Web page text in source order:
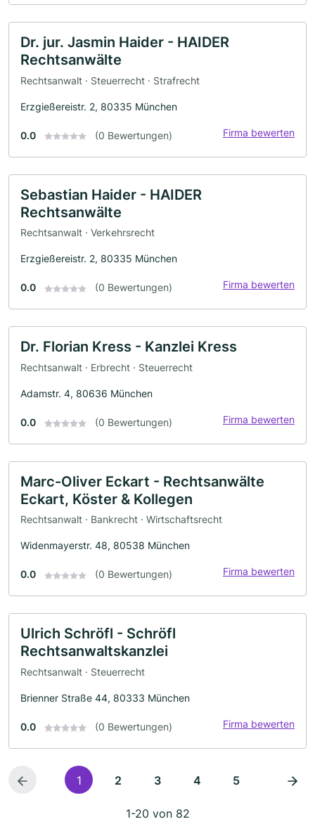
Dr. jur. Jasmin Haider - HAIDER
Rechtsanwälte
Rechtsanwalt · Steuerrecht · Strafrecht
Erzgießereistr. 2, 80335 München
0.0 (0 Bewertungen) Firma bewerten
Sebastian Haider - HAIDER
Rechtsanwälte
Rechtsanwalt · Verkehrsrecht
Erzgießereistr. 2, 80335 München
0.0 (0 Bewertungen) Firma bewerten
Dr. Florian Kress - Kanzlei Kress
Rechtsanwalt · Erbrecht · Steuerrecht
Adamstr. 4, 80636 München
0.0 (0 Bewertungen) Firma bewerten
Marc-Oliver Eckart - Rechtsanwälte
Eckart, Köster & Kollegen
Rechtsanwalt · Bankrecht · Wirtschaftsrecht
Widenmayerstr. 48, 80538 München
0.0 (0 Bewertungen) Firma bewerten
Ulrich Schröfl - Schröfl
Rechtsanwaltskanzlei
Rechtsanwalt · Steuerrecht
Brienner Straße 44, 80333 München
0.0 (0 Bewertungen) Firma bewerten
1 2 3 4 5
1-20 von 82